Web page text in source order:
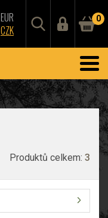
EUR
CZK
0
Produktů celkem: 3